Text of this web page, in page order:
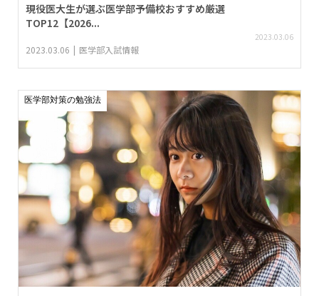
現役医大生が選ぶ医学部予備校おすすめ厳選
TOP12【2026...
2023.03.06
2023.03.06 医学部入試情報
医学部対策の勉強法